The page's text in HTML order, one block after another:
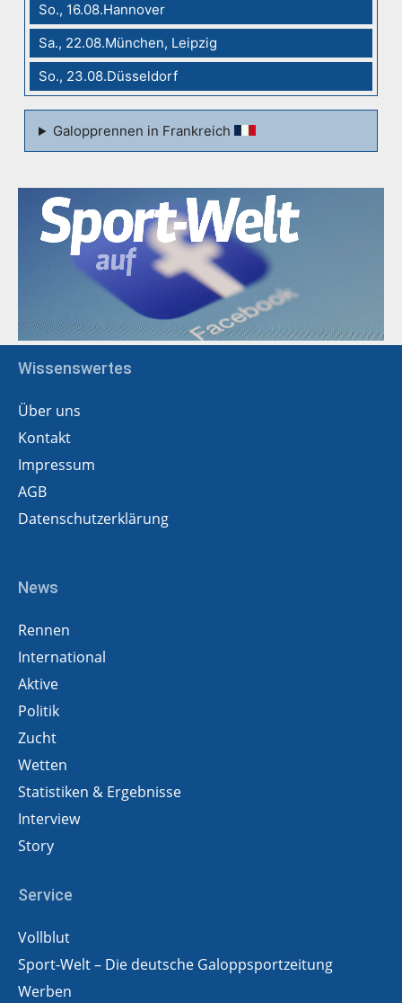
So., 16.08.Hannover
Sa., 22.08.München, Leipzig
So., 23.08.Düsseldorf
Galopprennen in Frankreich
Wissenswertes
Über uns
Kontakt
Impressum
AGB
Datenschutzerklärung
News
Rennen
International
Aktive
Politik
Zucht
Wetten
Statistiken & Ergebnisse
Interview
Story
Service
Vollblut
Sport-Welt – Die deutsche Galoppsportzeitung
Werben